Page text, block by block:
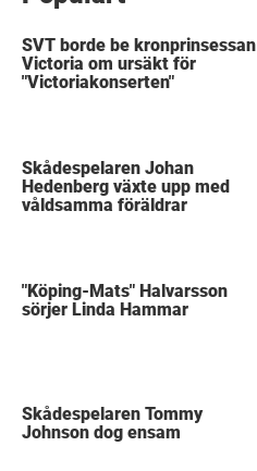
SVT borde be kronprinsessan
Victoria om ursäkt för
"Victoriakonserten"
Skådespelaren Johan
Hedenberg växte upp med
våldsamma föräldrar
"Köping-Mats" Halvarsson
sörjer Linda Hammar
Skådespelaren Tommy
Johnson dog ensam